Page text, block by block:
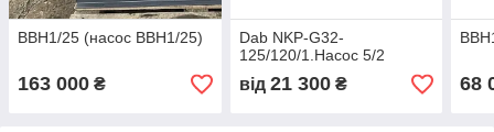
ВВН1/25 (насос ВВН1/25)
163 000 ₴
Dab NKP-G32-
125/120/1.Насос 5/2
від 21 300₴ 68